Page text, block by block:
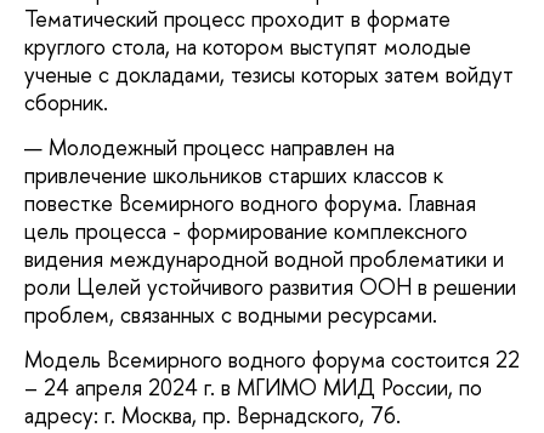
Тематический процесс проходит в формате
круглого стола, на котором выступят молодые
ученые с докладами, тезисы которых затем войдут
сборник.
Молодежный процесс направлен на
привлечение школьников старших классов к
повестке Всемирного водного форума. Главная
цель процесса - формирование комплексного
видения международной водной проблематики и
роли Целей устойчивого развития ООН в решении
проблем, связанных с водными ресурсами.
Модель Всемирного водного форума состоится 22
– 24 апреля 2024 г. в МГИМО МИД России, по
адресу: г. Москва, пр. Вернадского, 76.